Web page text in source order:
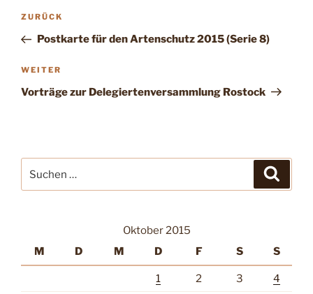
Beitragsnavigation
Vorheriger
Beitrag
ZURÜCK
Postkarte für den Artenschutz 2015 (Serie 8)
Nächster
Beitrag
WEITER
Vorträge zur Delegiertenversammlung Rostock
nach:
Oktober 2015
M
D M D F S S
1 2 3 4